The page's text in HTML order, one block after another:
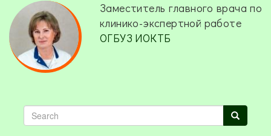
Заместитель главного врача по
клинико-экспертной работе
ОГБУЗ ИОКТБ
Search Search